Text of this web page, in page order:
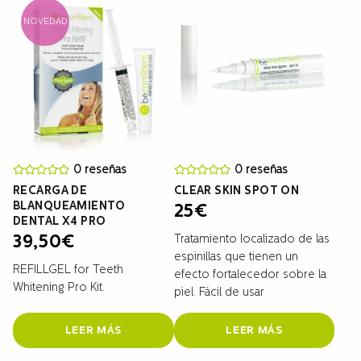
NOVEDAD
0 reseñas
RECARGA DE
BLANQUEAMIENTO
DENTAL X4 PRO
39,50€
REFILLGEL for Teeth
Whitening Pro Kit.
LEER MÁS
0 reseñas
CLEAR SKIN SPOT ON
25€
Tratamiento localizado de las
espinillas que tienen un
efecto fortalecedor sobre la
piel. Fácil de usar
LEER MÁS